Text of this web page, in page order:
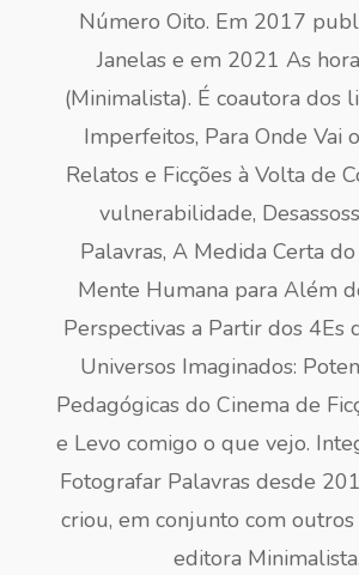
Número Oito. Em 2017
Janelas e em 2021 As
(Minimalista). É coautora dos
Imperfeitos, Para Onde Vai
Relatos e Ficções à Volta de
vulnerabilidade,
Palavras, A Medida Certa
Mente Humana para Além
Perspectivas a Partir dos 4Es
Universos Imaginados:
Pedagógicas do Cinema de
e Levo comigo o que vejo.
Fotografar Palavras desde
criou, em conjunto com outros
editora Minimalista.